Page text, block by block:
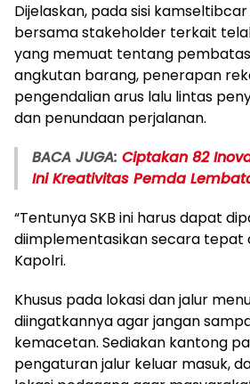
Dijelaskan, pada sisi
bersama stakeholder terkait
yang memuat tentang
angkutan barang, penerapan
pengendalian arus lalu lintas
dan penundaan perjalanan.
BACA JUGA: Ciptakan 82
Ini Kreativitas Pemda
“Tentunya SKB ini harus dapat
diimplementasikan secara tepat
Kapolri.
Khusus pada lokasi dan jalur
diingatkannya agar jangan
kemacetan. Sediakan kantong
pengaturan jalur keluar masuk,